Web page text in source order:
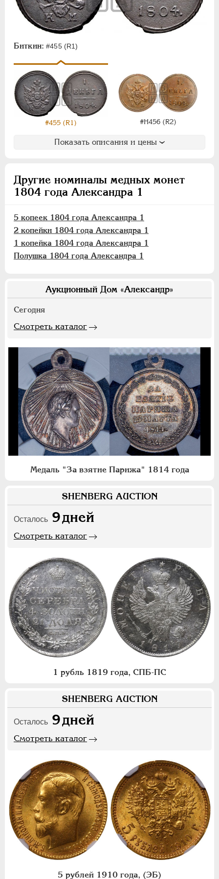
Биткин: #455 (R1)
#455 (R1) #Н456 (R2)
Показать описания и цены
Другие номиналы медных монет
1804 года Александра 1
5 копеек 1804 года Александра 1
2 копейки 1804 года Александра 1
1 копейка 1804 года Александра 1
Полушка 1804 года Александра 1
Аукционный Дом «Александр»
Сегодня
Смотреть каталог
Медаль "За взятие Парижа" 1814 года
SHENBERG AUCTION
Осталось 9дней
Смотреть каталог
1 рубль 1819 года, СПБ-ПС
SHENBERG AUCTION
Осталось 9дней
Смотреть каталог
5 рублей 1910 года, (ЭБ)